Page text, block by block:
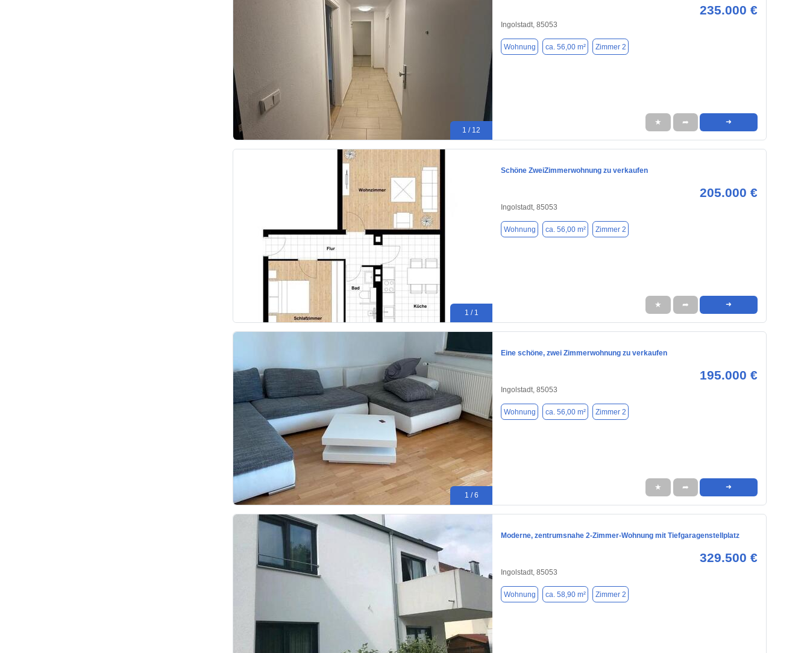
1 / 12
235.000 €
Ingolstadt, 85053
Wohnung ca. 56,00 m² Zimmer 2
★ ➦ ➜
1 / 1
Schöne ZweiZimmerwohnung zu verkaufen
205.000 €
Ingolstadt, 85053
Wohnung ca. 56,00 m² Zimmer 2
★ ➦ ➜
1 / 6
Eine schöne, zwei Zimmerwohnung zu verkaufen
195.000 €
Ingolstadt, 85053
Wohnung ca. 56,00 m² Zimmer 2
★ ➦ ➜
Moderne, zentrumsnahe 2-Zimmer-Wohnung mit Tiefgaragenstellplatz
329.500 €
Ingolstadt, 85053
Wohnung ca. 58,90 m² Zimmer 2